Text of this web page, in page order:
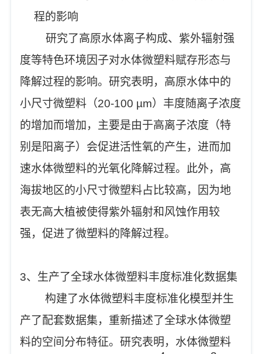
程的影响
研究了高原水体离子构成、紫外辐射强
度等特色环境因子对水体微塑料赋存形态与
降解过程的影响。研究表明，高原水体中的
小尺寸微塑料（20-100 µm）丰度随离子浓度
的增加而增加，主要是由于高离子浓度（特
别是阳离子）会促进活性氧的产生，进而加
速水体微塑料的光氧化降解过程。此外，高
海拔地区的小尺寸微塑料占比较高，因为地
表无高大植被使得紫外辐射和风蚀作用较
强，促进了微塑料的降解过程。
3、生产了全球水体微塑料丰度标准化数据集
构建了水体微塑料丰度标准化模型并生
产了配套数据集，重新描述了全球水体微塑
料的空间分布特征。研究表明，水体微塑料